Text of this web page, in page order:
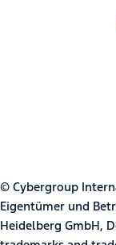
© Cybergroup
Eigentümer und
Heidelberg GmbH,